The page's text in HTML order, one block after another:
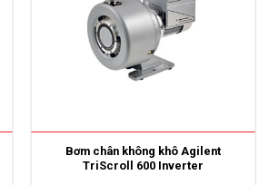
Bơm chân không khô Agilent
TriScroll 600 Inverter